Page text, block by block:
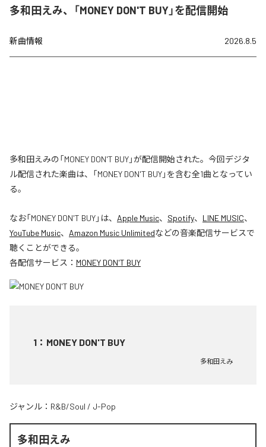
多和田えみ、「MONEY DON'T BUY」を配信開始
新曲情報 2026.8.5
多和田えみの「MONEY DON'T BUY」が配信開始された。今回デジタ
ル配信された楽曲は、「MONEY DON'T BUY」を含む全1曲となってい
る。
なお「MONEY DON'T BUY」は、 Apple Music、 Spotify、 LINE MUSIC、
YouTube Music、 Amazon Music Unlimitedなどの音楽配信サービスで
聴くことができる。
各配信サービス： MONEY DON'T BUY
1 ： MONEY DON'T BUY
多和田えみ
ジャンル： R&B/Soul / J-Pop
多和田えみ